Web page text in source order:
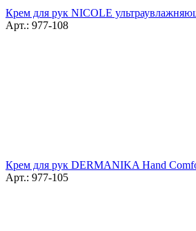
Крем для рук NICOLE
Арт.: 977-108
Крем для рук DERMANIKA Hand
Арт.: 977-105